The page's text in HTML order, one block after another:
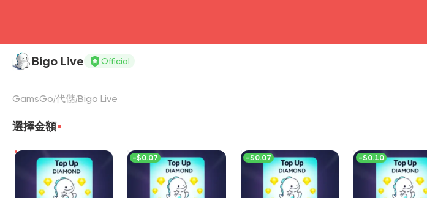
Bigo Live Official
GamsGo 代儲 Bigo Live
選擇金額
-$0.07 -$0.07 -$0.10